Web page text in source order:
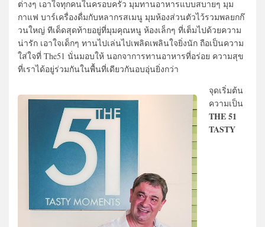
ต่างๆ เอาใจทุกคนในครอบครัว มุมทานอาหารแบบสบายๆ มุม
กาแฟ บาร์เครื่องดื่มกับหลากรสเมนู มุมห้องส่วนตัวไว้รวมพลยกก๊
วนใหญ่ ทีเด็ดสุดท้ายอยู่ที่มุมคุณหนู ห้องเล็กๆ ที่เต็มไปด้วยความ
น่ารัก เอาใจเด็กๆ ทานไปเล่นไปเพลิดเพลินใจยิ่งนัก ถือเป็นความ
ใส่ใจที่ The51 นั่นมอบให้ นอกจาการทานอาหารที่อร่อย ความสุข
ที่เราได้อยู่ร่วมกันในพื้นที่เดียวกันอบอุ่นยิ่งกว่า
จุดเริ่มต้น
ความเป็น
THE 51
TASTY